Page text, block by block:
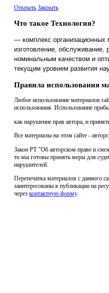
Открыть Закрыть
Что такое Технология?
— комплекс организационных
изготовление, обслуживание,
номинальным качеством и
текущим уровнем развития
Правила использования
Любое использование материалов
использования. Использование
как нарушение прав автора, и
Все материалы на этом сайте -
Закон РТ "Об авторском праве и
то мы готовы принять меры для
нарушителей.
Перепечатка материалов с данного
заинтересованы в публикации на
через контактную форму.